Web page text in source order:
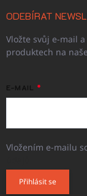
ODEBÍRAT
Vložte svůj e-mail
produktech na
E-MAIL
Vložením e-mailu
Přihlásit se